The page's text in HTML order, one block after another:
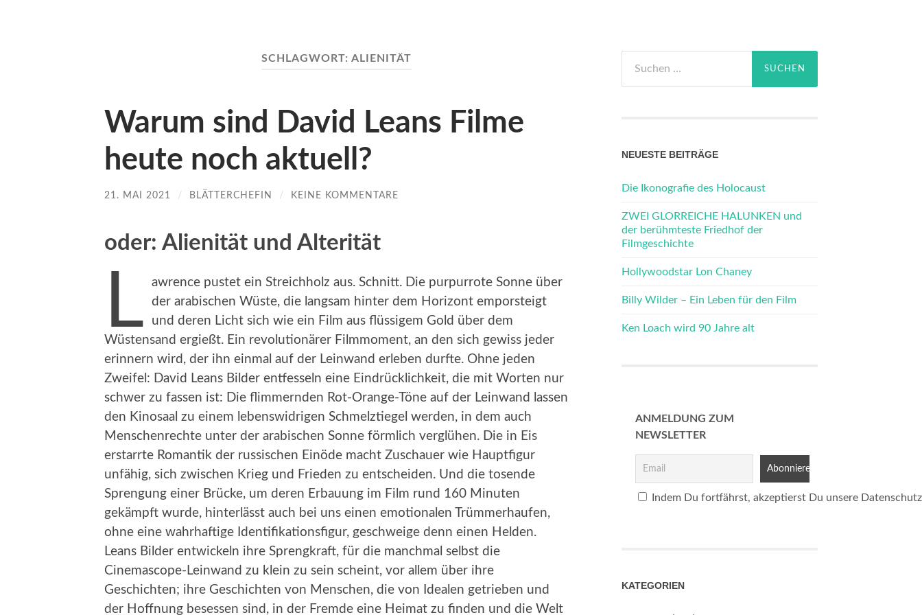
SCHLAGWORT: ALIENITÄT
Warum sind David Leans Filme
heute noch aktuell?
21. MAI 2021 / BLÄTTERCHEFIN / KEINE KOMMENTARE
oder: Alienität und Alterität
L
awrence pustet ein Streichholz aus. Schnitt. Die purpurrote Sonne über
der arabischen Wüste, die langsam hinter dem Horizont emporsteigt
und deren Licht sich wie ein Film aus flüssigem Gold über dem
Wüstensand ergießt. Ein revolutionärer Filmmoment, an den sich gewiss jeder
erinnern wird, der ihn einmal auf der Leinwand erleben durfte. Ohne jeden
Zweifel: David Leans Bilder entfesseln eine Eindrücklichkeit, die mit Worten nur
schwer zu fassen ist: Die flimmernden Rot-Orange-Töne auf der Leinwand lassen
den Kinosaal zu einem lebenswidrigen Schmelztiegel werden, in dem auch
Menschenrechte unter der arabischen Sonne förmlich verglühen. Die in Eis
erstarrte Romantik der russischen Einöde macht Zuschauer wie Hauptfigur
unfähig, sich zwischen Krieg und Frieden zu entscheiden. Und die tosende
Sprengung einer Brücke, um deren Erbauung im Film rund 160 Minuten
gekämpft wurde, hinterlässt auch bei uns einen emotionalen Trümmerhaufen,
ohne eine wahrhaftige Identifikationsfigur, geschweige denn einen Helden.
Leans Bilder entwickeln ihre Sprengkraft, für die manchmal selbst die
Cinemascope-Leinwand zu klein zu sein scheint, vor allem über ihre
Geschichten; ihre Geschichten von Menschen, die von Idealen getrieben und
der Hoffnung besessen sind, in der Fremde eine Heimat zu finden und die Welt
nach:
NEUESTE BEITRÄGE
Die Ikonografie des Holocaust
ZWEI GLORREICHE HALUNKEN und
der berühmteste Friedhof der
Filmgeschichte
Hollywoodstar Lon Chaney
Billy Wilder – Ein Leben für den Film
Ken Loach wird 90 Jahre alt
ANMELDUNG ZUM
NEWSLETTER
Indem Du fortfährst, akzeptierst Du unsere
KATEGORIEN